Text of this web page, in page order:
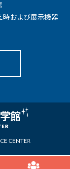
時および展示機器
CENTER